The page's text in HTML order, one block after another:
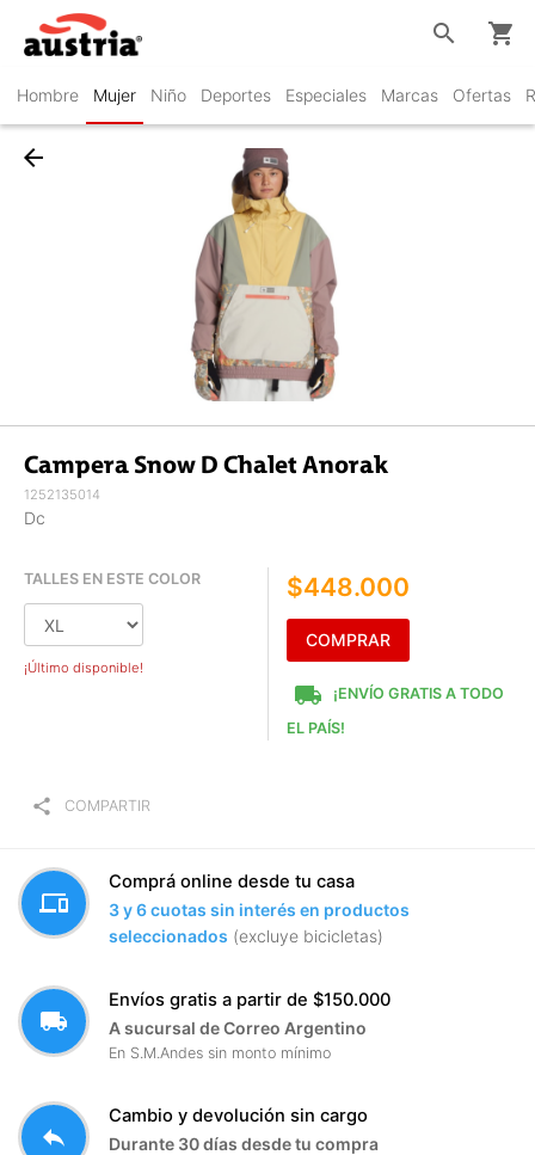
Hombre Mujer Niño Deportes Especiales Marcas Ofertas
search shopping_cart
arrow_back
Campera Snow D Chalet Anorak
1252135014
Dc
TALLES EN ESTE COLOR
¡Último disponible!
$448.000
COMPRAR
local_shipping
¡ENVÍO GRATIS A TODO
EL PAÍS!
share COMPARTIR
devices
Comprá online desde tu casa
3 y 6 cuotas sin interés en productos
seleccionados (excluye bicicletas)
local_shipping
Envíos gratis a partir de $150.000
A sucursal de Correo Argentino
En S.M.Andes sin monto mínimo
reply
Cambio y devolución sin cargo
Durante 30 días desde tu compra